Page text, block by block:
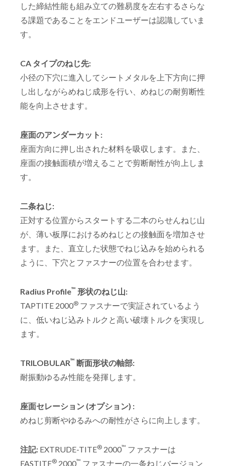
した締結性能も組み立ての難易度を左右するさらな
る課題であることをエンドユーザーは認識していま
す。
CA タイプのねじ先:
小径の下穴に進入してシートメタルを上下方向に押
し出しながらめねじ成形を行い、めねじの耐剪断性
能を向上させます。
座面のアンダーカット:
座面方向に押し出された材料を吸収します。また、
座面の接触面積が増えることで剪断耐性が向上しま
す。
二条ねじ:
正対する位置からスタートする二本のらせんねじ山
が、薄い板厚におけるめねじとの接触面を増加させ
ます。また、直立した状態でねじ込みを始められる
ように、下穴とファスナーの位置を合わせます。
Radius Profile™ 形状のねじ山:
TAPTITE 2000® ファスナーで実証されているよう
に、低いねじ込みトルクと高い破壊トルクを実現し
ます。
TRILOBULAR™ 断面形状の軸部:
耐振動ゆるみ性能を発揮します。
座面セレーション (オプション) :
めねじ剪断やゆるみへの耐性がさらに向上します。
注記: EXTRUDE-TITE® 2000™ ファスナーは
FASTITE® 2000™ ファスナーの一条ねじバージョン